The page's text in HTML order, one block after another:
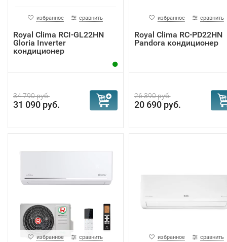
избранное сравнить
Royal Clima RCI-GL22HN
Gloria Inverter
кондиционер
34 790 руб.
31 090 руб.
избранное сравнить
Royal Clima RC-PD22HN
Pandora кондиционер
26 390 руб.
20 690 руб.
избранное сравнить избранное сравнить